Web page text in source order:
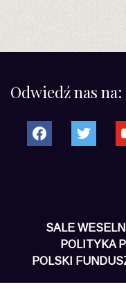
Odwiedź nas na:
facebook twitter
SALE
POLITYKA
POLSKI